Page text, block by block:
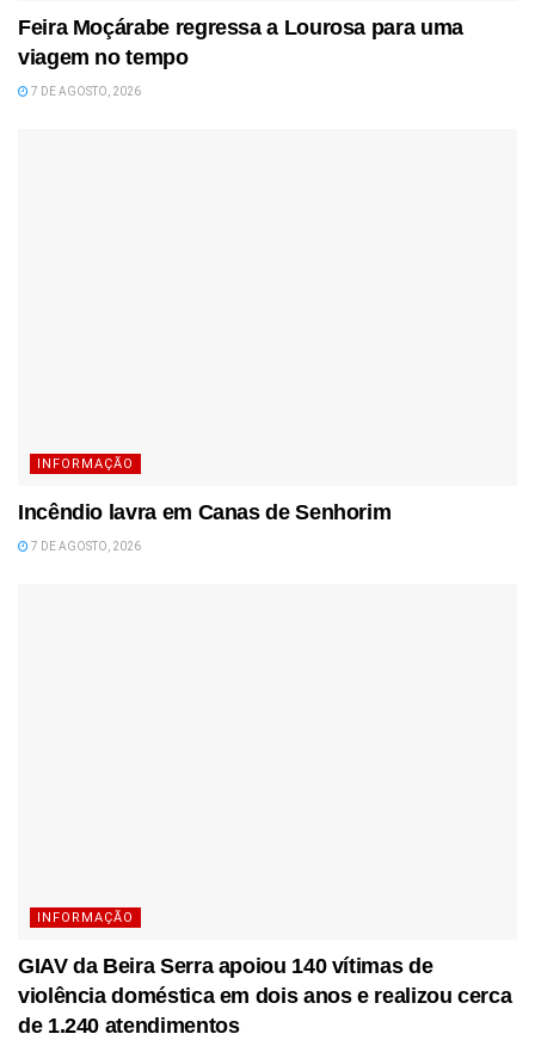
Feira Moçárabe regressa a Lourosa para uma
viagem no tempo
7 DE AGOSTO, 2026
INFORMAÇÃO
Incêndio lavra em Canas de Senhorim
7 DE AGOSTO, 2026
INFORMAÇÃO
GIAV da Beira Serra apoiou 140 vítimas de
violência doméstica em dois anos e realizou cerca
de 1.240 atendimentos